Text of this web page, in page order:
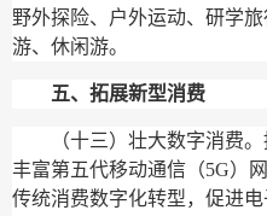
野外探险、户外运动、研学
游、休闲游。
五、拓展新型消费
（十三）壮大数字消费。
丰富第五代移动通信（5G）
传统消费数字化转型，促进